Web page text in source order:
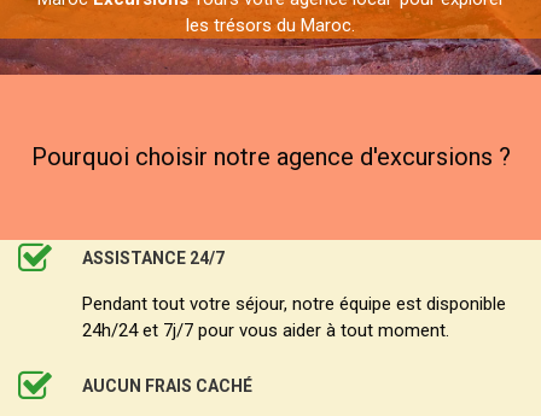
les trésors du Maroc.
Pourquoi choisir notre agence d'excursions ?
ASSISTANCE 24/7
Pendant tout votre séjour, notre équipe est disponible
24h/24 et 7j/7 pour vous aider à tout moment.
AUCUN FRAIS CACHÉ